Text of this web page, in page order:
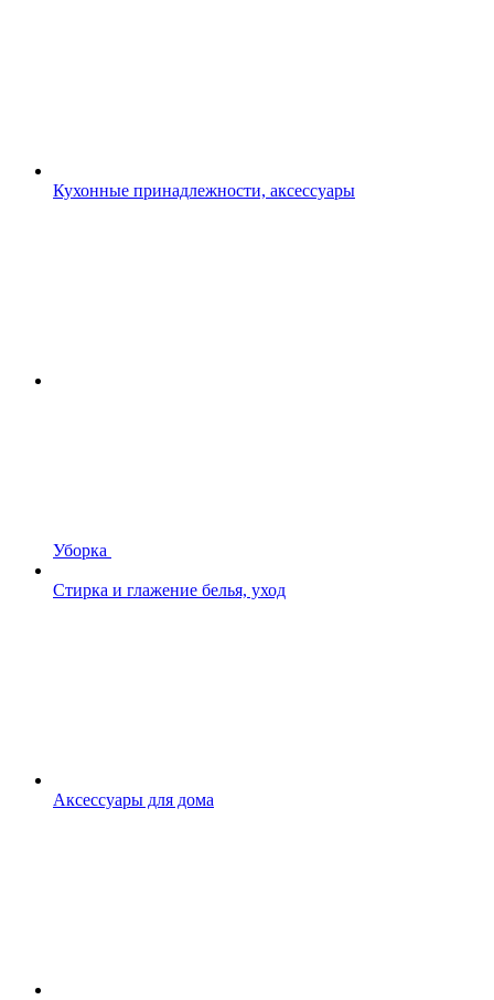
Кухонные принадлежности, аксессуары
Уборка
Стирка и глажение белья, уход
Аксессуары для дома